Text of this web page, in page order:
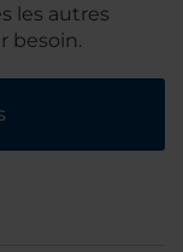
les autres
besoin.